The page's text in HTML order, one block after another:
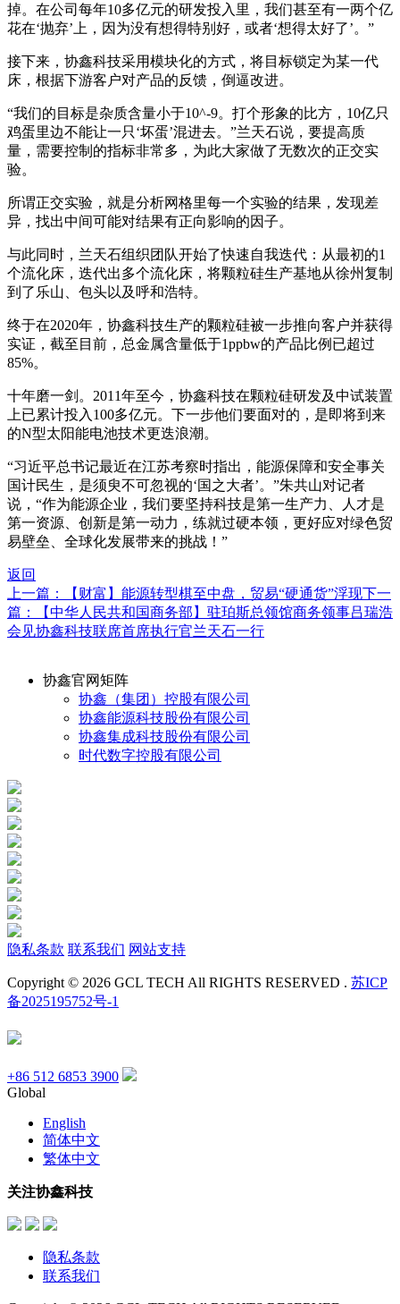
掉。在公司每年10多亿元的研发投入里，我们甚至有一两个亿
花在‘抛弃’上，因为没有想得特别好，或者‘想得太好了’。”
接下来，协鑫科技采用模块化的方式，将目标锁定为某一代
床，根据下游客户对产品的反馈，倒逼改进。
“我们的目标是杂质含量小于10^-9。打个形象的比方， 10亿只
鸡蛋里边不能让一只‘坏蛋’混进去。”兰天石说，要提高质
量，需要控制的指标非常多，为此大家做了无数次的正交实
验。
所谓正交实验，就是分析网格里每一个实验的结果，发现差
异，找出中间可能对结果有正向影响的因子。
与此同时，兰天石组织团队开始了快速自我迭代：从最初的1
个流化床，迭代出多个流化床，将颗粒硅生产基地从徐州复制
到了乐山、包头以及呼和浩特。
终于在2020年，协鑫科技生产的颗粒硅被一步推向客户并获得
实证，截至目前，总金属含量低于1ppbw的产品比例已超过
85%。
十年磨一剑。 2011年至今，协鑫科技在颗粒硅研发及中试装置
上已累计投入 100多亿元。下一步他们要面对的，是即将到来
的N型太阳能电池技术更迭浪潮。
“习近平总书记最近在江苏考察时指出，能源保障和安全事关
国计民生，是须臾不可忽视的‘国之大者’。”朱共山对记者
说，“作为能源企业，我们要坚持科技是第一生产力、人才是
第一资源、创新是第一动力，练就过硬本领，更好应对绿色贸
易壁垒、全球化发展带来的挑战！”
返回
上一篇：【财富】能源转型棋至中盘，贸易“硬通货”浮现下一
篇：【中华人民共和国商务部】驻珀斯总领馆商务领事吕瑞浩
会见协鑫科技联席首席执行官兰天石一行
协鑫官网矩阵
协鑫（集团）控股有限公司
协鑫能源科技股份有限公司
协鑫集成科技股份有限公司
时代数字控股有限公司
隐私条款 联系我们 网站支持
Copyright © 2026 GCL TECH All RIGHTS RESERVED . 苏ICP
备2025195752号-1
+86 512 6853 3900
Global
English
简体中文
繁体中文
关注协鑫科技
隐私条款
联系我们